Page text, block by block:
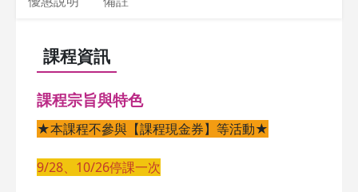
課程資訊
課程宗旨與特色
★本課程不參與【課程現金券】等活動★
9/28、10/26停課一次